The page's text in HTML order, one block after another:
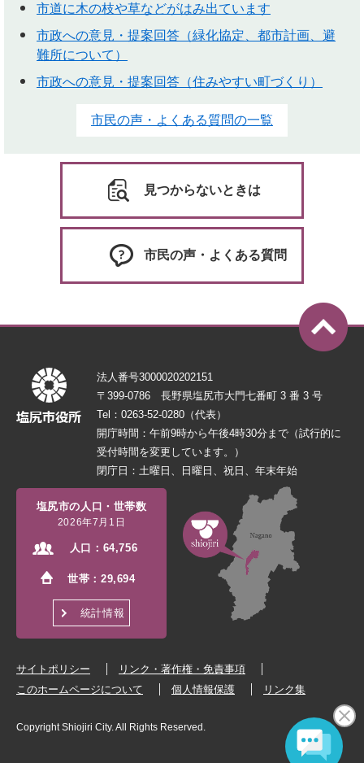
市道に木の枝や草などがはみ出ています
市政への意見・提案回答（緑化協定、都市計画、避
難所について）
市政への意見・提案回答（住みやすい町づくり）
市民の声・よくある質問の一覧
見つからないときは
市民の声・よくある質問
法人番号3000020202151
〒399-0786 長野県塩尻市大門七番町 3 番 3 号
Tel：0263-52-0280（代表）
開庁時間：午前9時から午後4時30分まで（試行的に
受付時間を変更しています。）
閉庁日：土曜日、日曜日、祝日、年末年始
塩尻市の人口・世帯数
2026年7月1日
人口： 64,756
世帯：29,694
統計情報
サイトポリシー
リンク・著作権・免責事項
このホームページについて
個人情報保護 リンク集
Copyright Shiojiri City. All Rights Reserved.